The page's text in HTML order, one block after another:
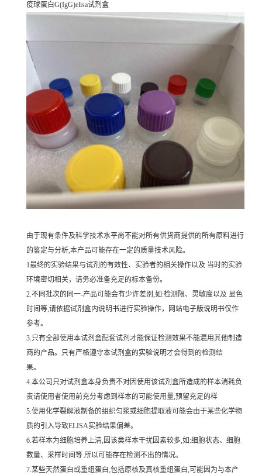
疫球蛋白G(IgG)elisa试剂盒
由于现有条件及科学技术水平尚不能对所有供货商提供的所有原料进行
的鉴定与分析,本产品可能存在一定的质量技术风险。
1最终的实验结果与试剂的有效性、实验者的相关操作以及 当时的实验
环境密切相关，请务必准备充足的标本备份。
2.不同批次的同一-产品可能会有少许差别,如:检测限、灵敏度以及 显色
时间等,请依据试剂盒内说明书进行实验操作，网站电子版说明书仅作
参考。
3.只有全部使用本试剂盒配套试剂才能保证检测效果不能混用其他制造
商的产品。只有严格遵守本试剂盒的实验说明才会得到的检测结
果。
4.本公司只对试剂盒本身负责不对因使用该试剂盒所造成的样本消耗负
责请使用者使用前充分考虑到样本的可能使用量,预留充足的样
5.使用化学裂解液制备的组织匀浆或细胞提取液可能会由于某些化学物
质的引入导致ELISA实验结果偏差。
6.若样本为细胞培养上清,因该类样本干扰因素较多,如:细胞状态、细胞
数量、采样时间等 所以可能存在检测不出的情况。
7.某些天然蛋白或重组蛋白,包括原核及真核重组蛋白,可能因为与本产